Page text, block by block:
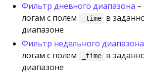
Фильтр дневного диапазона –
логам с полем
_time
в
диапазоне
Фильтр недельного диапазона
логам с полем
_time
в
диапазоне